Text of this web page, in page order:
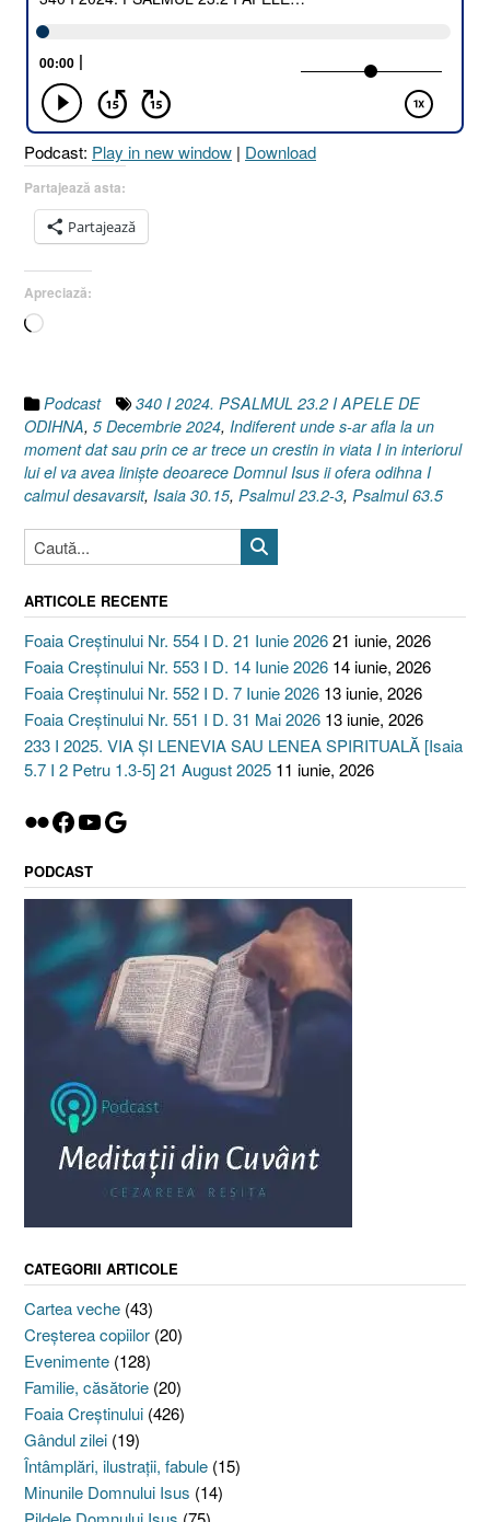
APELE
ODIHNĂ
[Psalmul
2024”
Podcast: Play in new window | Download
Partajează asta:
Partajează
Apreciază:
Încarc...
Podcast
340 I 2024. PSALMUL 23.2 I APELE DE
ODIHNA, 5 Decembrie 2024, Indiferent unde s-ar afla la un
moment dat sau prin ce ar trece un crestin in viata I in interiorul
lui el va avea liniște deoarece Domnul Isus ii ofera odihna I
calmul desavarsit, Isaia 30.15, Psalmul 23.2-3, Psalmul 63.5
ARTICOLE RECENTE
Foaia Creștinului Nr. 554 I D. 21 Iunie 202621 iunie, 2026
Foaia Creștinului Nr. 553 I D. 14 Iunie 2026 14 iunie, 2026
Foaia Creștinului Nr. 552 I D. 7 Iunie 2026 13 iunie, 2026
Foaia Creștinului Nr. 551 I D. 31 Mai 2026 13 iunie, 2026
233 I 2025. VIA ȘI LENEVIA SAU LENEA SPIRITUALĂ [Isaia
5.7 I 2 Petru 1.3-5] 21 August 2025 11 iunie, 2026
Flickr
Facebook
YouTube
Google
PODCAST
CATEGORII ARTICOLE
Cartea veche (43)
Creşterea copiilor (20)
Evenimente (128)
Familie, căsătorie (20)
Foaia Creştinului (426)
Gândul zilei (19)
Întâmplări, ilustraţii, fabule (15)
Minunile Domnului Isus (14)